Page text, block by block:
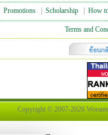
Promotions Scholarship How
Terms and
Copyright © 2007-2026